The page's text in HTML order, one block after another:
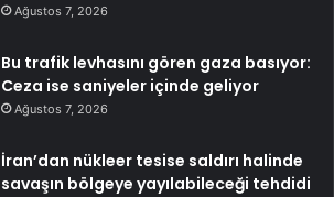
Ağustos 7, 2026
Bu trafik levhasını gören gaza basıyor:
Ceza ise saniyeler içinde geliyor
Ağustos 7, 2026
İran’dan nükleer tesise saldırı halinde
savaşın bölgeye yayılabileceği tehdidi